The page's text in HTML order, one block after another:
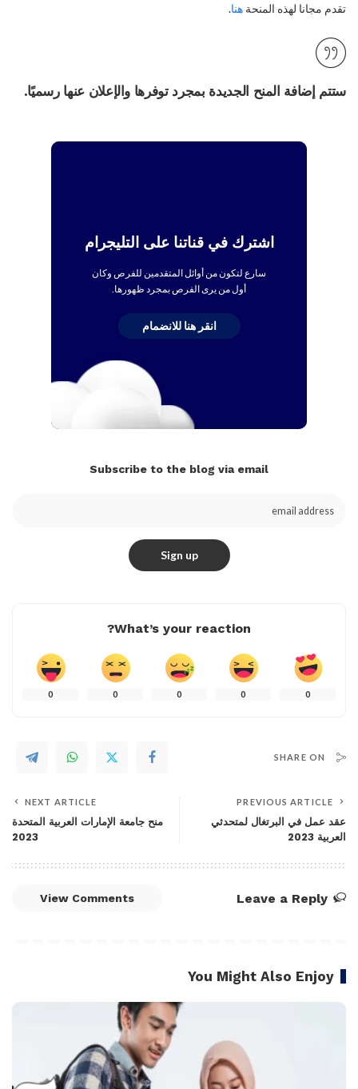
تقدم مجانا لهذه المنحة هنا.
ستتم إضافة المنح الجديدة بمجرد توفرها والإعلان عنها رسميًا.
اشترك في قناتنا على التليجرام
سارع لتكون من أوائل المتقدمين للفرص وكان
أول من يرى الفرص بمجرد ظهورها.
انقر هنا للانضمام
Subscribe to the blog via email
What’s your reaction?
0
0
0
0
0
SHARE ON
PREVIOUS ARTICLE
عقد عمل في البرتغال لمتحدثي
العربية 2023
NEXT ARTICLE
منح جامعة الإمارات العربية المتحدة
2023
Leave a Reply
View Comments
You Might Also Enjoy